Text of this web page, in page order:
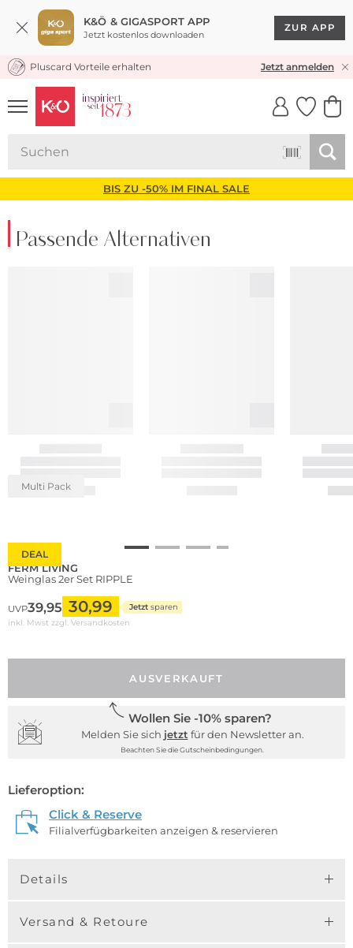
K&Ö & GIGASPORT APP
Jetzt kostenlos downloaden
ZUR APP
KOSTENLOSER VERSAND* & RÜCKVERSAND
Pluscard Vorteile erhalten Jetzt anmelden
UNSERE APP
CLICK &
BIS ZU -50% IM FINAL SALE
Passende Alternativen
DEAL
Multi Pack
FERM LIVING
Weinglas 2er Set RIPPLE
UVP39,95 30,99 Jetzt sparen
inkl. Mwst zzgl. Versandkosten
AUSVERKAUFT
Wollen Sie -10% sparen?
Melden Sie sich jetzt für den Newsletter an.
Beachten Sie die Gutscheinbedingungen.
Lieferoption:
Click & Reserve
Filialverfügbarkeiten anzeigen & reservieren
Details
Versand & Retoure